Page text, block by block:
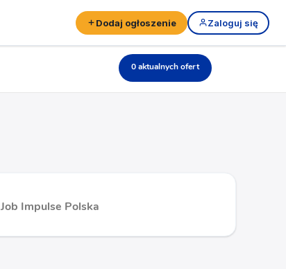
Dodaj ogłoszenie Zaloguj się
0 aktualnych ofert
Job Impulse Polska